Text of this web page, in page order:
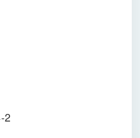
2